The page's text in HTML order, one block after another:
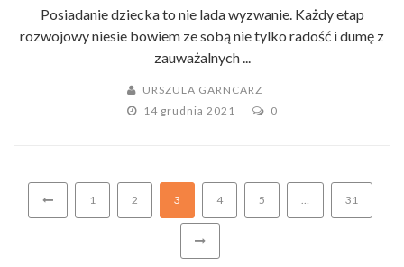
Posiadanie dziecka to nie lada wyzwanie. Każdy etap
rozwojowy niesie bowiem ze sobą nie tylko radość i dumę z
zauważalnych ...
URSZULA GARNCARZ
14 grudnia 2021
0
1 2 3 4 5 31